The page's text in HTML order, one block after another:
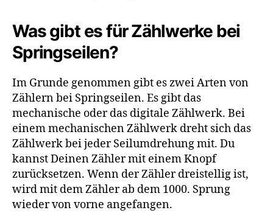
Was gibt es für Zählwerke bei
Springseilen?
Im Grunde genommen gibt es zwei Arten von
Zählern bei Springseilen. Es gibt das
mechanische oder das digitale Zählwerk. Bei
einem mechanischen Zählwerk dreht sich das
Zählwerk bei jeder Seilumdrehung mit. Du
kannst Deinen Zähler mit einem Knopf
zurücksetzen. Wenn der Zähler dreistellig ist,
wird mit dem Zähler ab dem 1000. Sprung
wieder von vorne angefangen.